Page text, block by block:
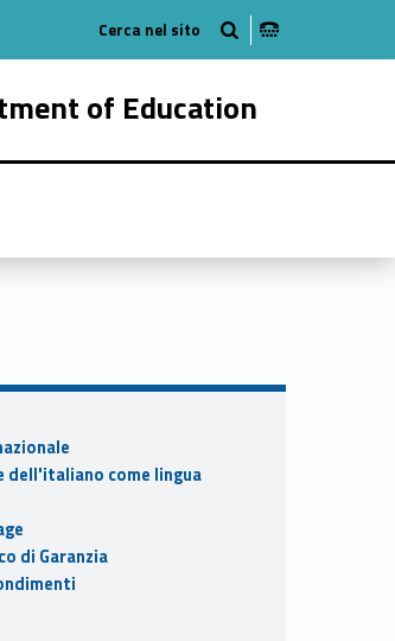
of Education
primary-11852-62
dell'italiano come lingua
di Garanzia